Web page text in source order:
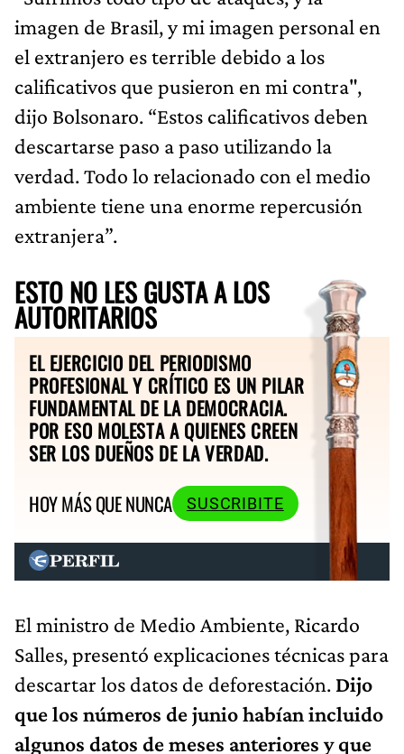
imagen de Brasil, y mi imagen personal en
el extranjero es terrible debido a los
calificativos que pusieron en mi contra",
dijo Bolsonaro. “Estos calificativos deben
descartarse paso a paso utilizando la
verdad. Todo lo relacionado con el medio
ambiente tiene una enorme repercusión
extranjera”.
ESTO NO LES GUSTA A LOS
AUTORITARIOS
EL EJERCICIO DEL PERIODISMO
PROFESIONAL Y CRÍTICO ES UN PILAR
FUNDAMENTAL DE LA DEMOCRACIA.
POR ESO MOLESTA A QUIENES CREEN
SER LOS DUEÑOS DE LA VERDAD.
HOY MÁS QUE NUNCA
SUSCRIBITE
El ministro de Medio Ambiente, Ricardo
Salles, presentó explicaciones técnicas para
descartar los datos de deforestación. Dijo
que los números de junio habían incluido
algunos datos de meses anteriores y que